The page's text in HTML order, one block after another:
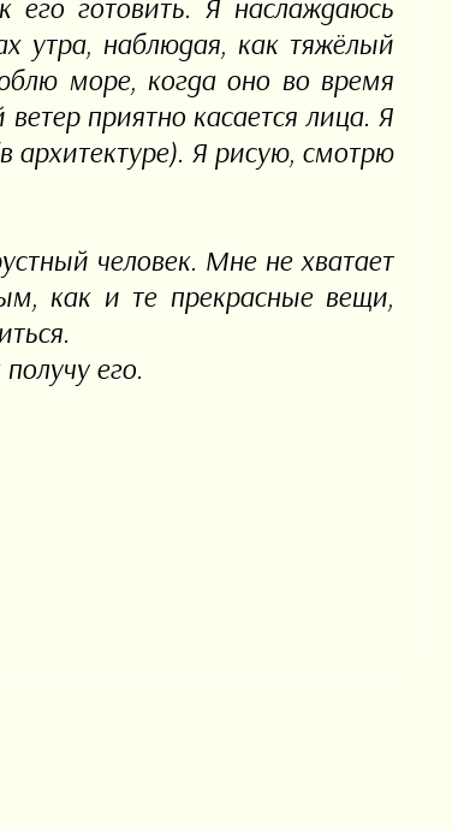
готовить. Я наслаждаюсь
утра, наблюдая, как тяжёлый
море, когда оно во время
приятно касается лица. Я
архитектуре). Я рисую, смотрю
человек. Мне не хватает
как и те прекрасные вещи,
его.